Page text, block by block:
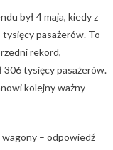
był 4 maja, kiedy z
pasażerów. To
rekord,
tysięcy pasażerów.
kolejny ważny
– odpowiedź